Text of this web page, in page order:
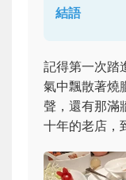
結語
記得第一次踏
氣中飄散著燒
聲，還有那
十年的老店，